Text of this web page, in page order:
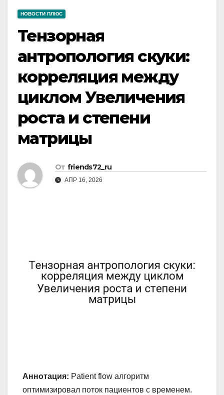
НОВОСТИ ПЛЮС
Тензорная
антропология скуки:
корреляция между
циклом Увеличения
роста и степени
матрицы
От friends72_ru
АПР 16, 2026
Аннотация: Patient flow алгоритм
оптимизировал поток пациентов с временем.